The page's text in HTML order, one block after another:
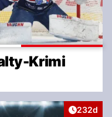
Krimi
Artikel
232d